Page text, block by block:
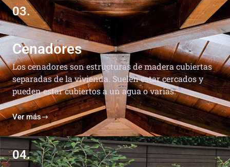
03.
Cenadores
Los cenadores son estructuras de madera cubiertas
separadas de la vivienda. Suelen estar cercados y
pueden estar cubiertos a un agua o varias.
Ver más
04.